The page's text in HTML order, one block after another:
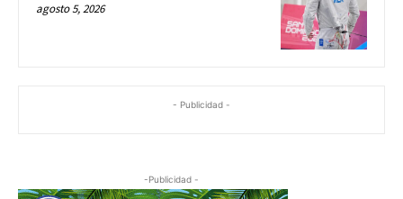
agosto 5, 2026
- Publicidad -
-Publicidad -